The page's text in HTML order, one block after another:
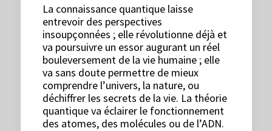
La connaissance quantique laisse
entrevoir des perspectives
insoupçonnées ; elle révolutionne déjà et
va poursuivre un essor augurant un réel
bouleversement de la vie humaine ; elle
va sans doute permettre de mieux
comprendre l’univers, la nature, ou
déchiffrer les secrets de la vie. La théorie
quantique va éclairer le fonctionnement
des atomes, des molécules ou de l’ADN.